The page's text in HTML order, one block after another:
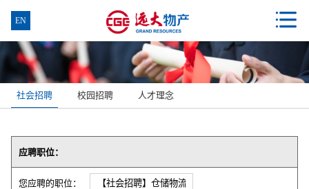
EN 
社会招聘 校园招聘 人才理念
应聘职位：
您应聘的职位：